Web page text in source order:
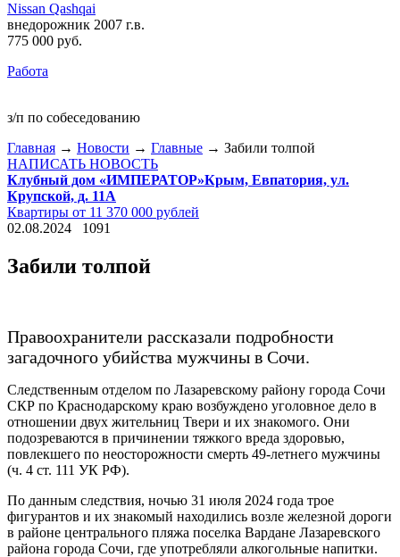
Nissan Qashqai
внедорожник 2007 г.в.
775 000 руб.
Работа
з/п по собеседованию
Главная → Новости → Главные → Забили толпой
НАПИСАТЬ НОВОСТЬ
Клубный дом «ИМПЕРАТОР»Крым, Евпатория, ул.
Крупской, д. 11А
Квартиры от 11 370 000 рублей
02.08.2024
1091
Забили толпой
Правоохранители рассказали подробности
загадочного убийства мужчины в Сочи.
Следственным отделом по Лазаревскому району города Сочи
СКР по Краснодарскому краю возбуждено уголовное дело в
отношении двух жительниц Твери и их знакомого. Они
подозреваются в причинении тяжкого вреда здоровью,
повлекшего по неосторожности смерть 49-летнего мужчины
(ч. 4 ст. 111 УК РФ).
По данным следствия, ночью 31 июля 2024 года трое
фигурантов и их знакомый находились возле железной дороги
в районе центрального пляжа поселка Вардане Лазаревского
района города Сочи, где употребляли алкогольные напитки.